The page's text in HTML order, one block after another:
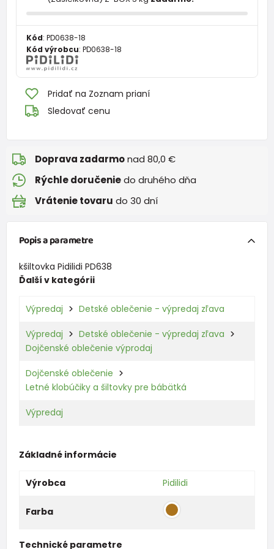
Kód: PD0638-18
Kód výrobcu: PD0638-18
Pridať na Zoznam prianí
Sledovať cenu
Doprava zadarmonad 80,0 €
Rýchle doručeniedo druhého dňa
Vrátenie tovaru do 30 dní
Popis a parametre
kšiltovka Pidilidi PD638
Ďalší v kategórii
Výpredaj Detské oblečenie - výpredaj zľava
Výpredaj
Detské oblečenie - výpredaj zľava
Dojčenské oblečenie výprodaj
Dojčenské oblečenie
Letné klobúčiky a šiltovky pre bábätká
Výpredaj
Základné informácie
Výrobca Pidilidi
Farba
Technické parametre